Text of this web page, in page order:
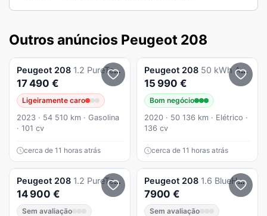
Outros anúncios Peugeot 208
Peugeot 208 1.2 PureTech Allure EAT8
17 490 €
Ligeiramente caro
2023 · 54 510 km · Gasolina
· 101 cv
cerca de 11 horas atrás
Peugeot 208 50 kWh Active
15 990 €
Bom negócio
2020 · 50 136 km · Elétrico ·
136 cv
cerca de 11 horas atrás
Peugeot 208 1.2 PureTech Allure Pack
14 900 €
Sem avaliação
Peugeot 208 1.6 BlueHDi Allure
7900 €
Sem avaliação